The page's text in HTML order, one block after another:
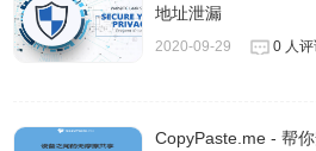
地址泄漏
2020-09-29 0 人
CopyPaste.me - 帮